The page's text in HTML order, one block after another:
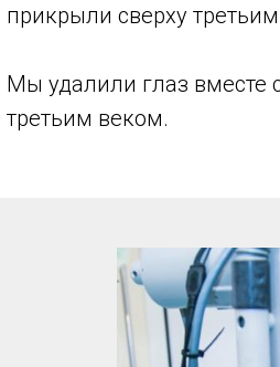
прикрыли сверху
Мы удалили глаз вместе
третьим веком.